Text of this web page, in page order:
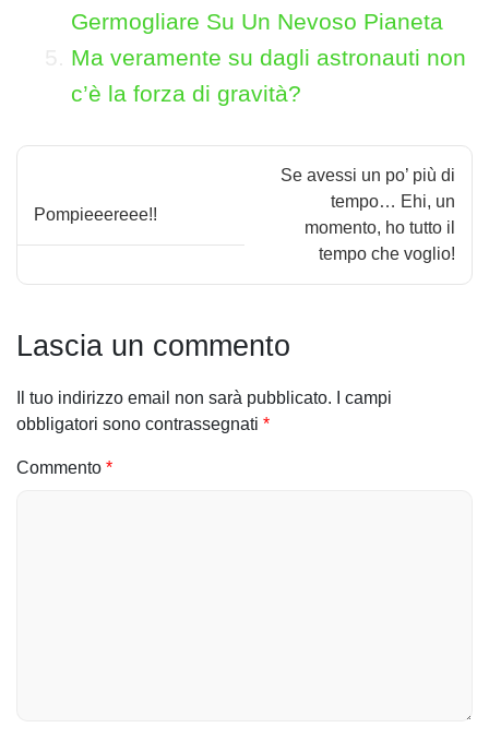
Germogliare Su Un Nevoso Pianeta
Ma veramente su dagli astronauti non
c’è la forza di gravità?
a
v
i
g
z
i
Pompieeereee!!
Se avessi un po’ più di
tempo… Ehi, un
momento, ho tutto il
tempo che voglio!
Lascia un commento
Il tuo indirizzo email non sarà pubblicato.
I campi
obbligatori sono contrassegnati *
Commento *